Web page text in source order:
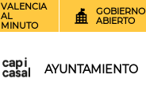
VALENCIA
AL
MINUTO
GOBIERNO
ABIERTO
AYUNTAMIENTO